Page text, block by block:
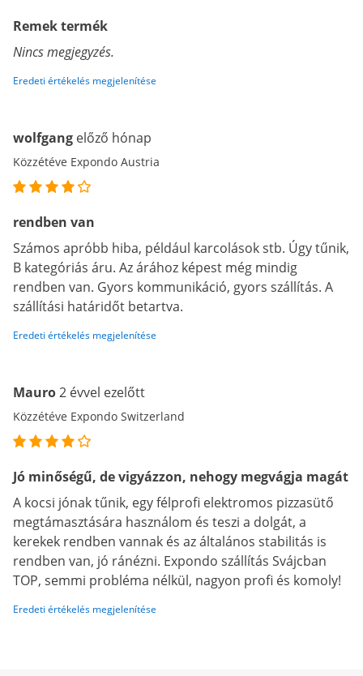
Remek termék
Nincs megjegyzés.
Eredeti értékelés megjelenítése
wolfgang előző hónap
Közzétéve Expondo Austria
rendben van
Számos apróbb hiba, például karcolások stb. Úgy tűnik,
B kategóriás áru. Az árához képest még mindig
rendben van. Gyors kommunikáció, gyors szállítás. A
szállítási határidőt betartva.
Eredeti értékelés megjelenítése
Mauro2 évvel ezelőtt
Közzétéve Expondo Switzerland
Jó minőségű, de vigyázzon, nehogy megvágja magát
A kocsi jónak tűnik, egy félprofi elektromos pizzasütő
megtámasztására használom és teszi a dolgát, a
kerekek rendben vannak és az általános stabilitás is
rendben van, jó ránézni. Expondo szállítás Svájcban
TOP, semmi probléma nélkül, nagyon profi és komoly!
Eredeti értékelés megjelenítése